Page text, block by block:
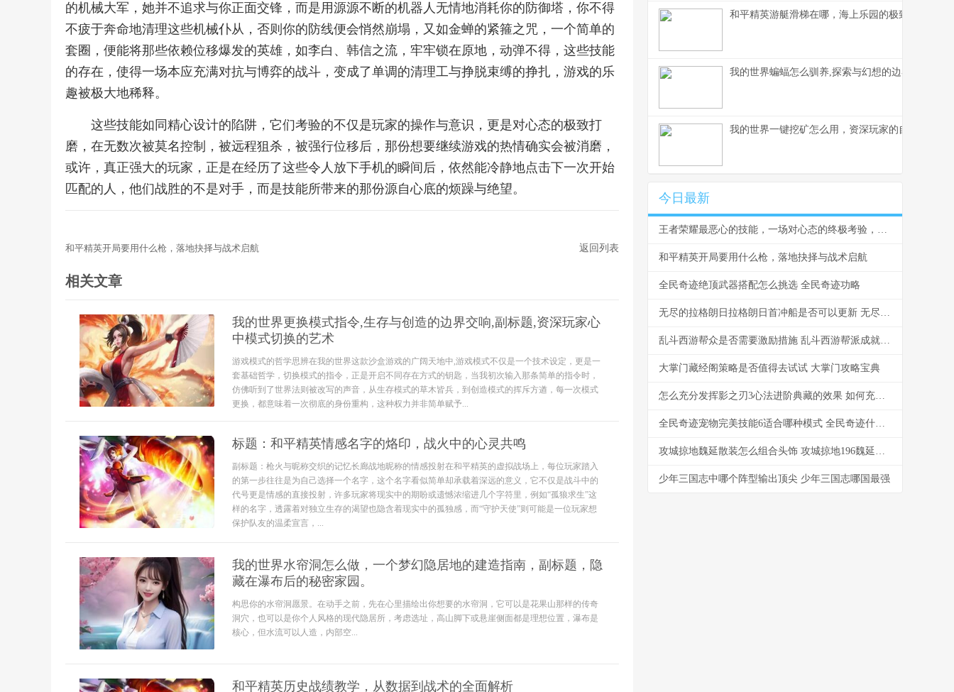
的机械大军，她并不追求与你正面交锋，而是用源源不断的机器人无情地消耗你的防御塔，你不得
不疲于奔命地清理这些机械仆从，否则你的防线便会悄然崩塌，又如金蝉的紧箍之咒，一个简单的
套圈，便能将那些依赖位移爆发的英雄，如李白、韩信之流，牢牢锁在原地，动弹不得，这些技能
的存在，使得一场本应充满对抗与博弈的战斗，变成了单调的清理工与挣脱束缚的挣扎，游戏的乐
趣被极大地稀释。
这些技能如同精心设计的陷阱，它们考验的不仅是玩家的操作与意识，更是对心态的极致打
磨，在无数次被莫名控制，被远程狙杀，被强行位移后，那份想要继续游戏的热情确实会被消磨，
或许，真正强大的玩家，正是在经历了这些令人放下手机的瞬间后，依然能冷静地点击下一次开始
匹配的人，他们战胜的不是对手，而是技能所带来的那份源自心底的烦躁与绝望。
和平精英开局要用什么枪，落地抉择与战术启航 返回列表
相关文章
我的世界更换模式指令,生存与创造的边界交响,副标题,资深玩家心
中模式切换的艺术
游戏模式的哲学思辨在我的世界这款沙盒游戏的广阔天地中,游戏模式不仅是一个技术设定，更是一
套基础哲学，切换模式的指令，正是开启不同存在方式的钥匙，当我初次输入那条简单的指令时，
仿佛听到了世界法则被改写的声音，从生存模式的草木皆兵，到创造模式的挥斥方遒，每一次模式
更换，都意味着一次彻底的身份重构，这种权力并非简单赋予...
标题：和平精英情感名字的烙印，战火中的心灵共鸣
副标题：枪火与昵称交织的记忆长廊战地昵称的情感投射在和平精英的虚拟战场上，每位玩家踏入
的第一步往往是为自己选择一个名字，这个名字看似简单却承载着深远的意义，它不仅是战斗中的
代号更是情感的直接投射，许多玩家将现实中的期盼或遗憾浓缩进几个字符里，例如“孤狼求生”这
样的名字，透露着对独立生存的渴望也隐含着现实中的孤独感，而“守护天使”则可能是一位玩家想
保护队友的温柔宣言，...
我的世界水帘洞怎么做，一个梦幻隐居地的建造指南，副标题，隐
藏在瀑布后的秘密家园。
构思你的水帘洞愿景。在动手之前，先在心里描绘出你想要的水帘洞，它可以是花果山那样的传奇
洞穴，也可以是你个人风格的现代隐居所，考虑选址，高山脚下或悬崖侧面都是理想位置，瀑布是
核心，但水流可以人造，内部空...
和平精英历史战绩教学，从数据到战术的全面解析
和平精英游艇滑梯在哪，海上乐园的极致乐趣探寻
我的世界蝙蝠怎么驯养,探索与幻想的边界,副标题,
我的世界一键挖矿怎么用，资深玩家的自动化掘金
今日最新
王者荣耀最恶心的技能，一场对心态的终极考验，副标题，那些让你放下手机的瞬间
和平精英开局要用什么枪，落地抉择与战术启航
全民奇迹绝顶武器搭配怎么挑选 全民奇迹功略
无尽的拉格朗日拉格朗日首冲船是否可以更新 无尽的拉格朗日舰船排行
乱斗西游帮众是否需要激励措施 乱斗西游帮派成就可以领取多少元宝
大掌门藏经阁策略是否值得去试试 大掌门攻略宝典
怎么充分发挥影之刃3心法进阶典藏的效果 如何充分发挥
全民奇迹宠物完美技能6适合哪种模式 全民奇迹什么精灵最好
攻城掠地魏延散装怎么组合头饰 攻城掠地196魏延副本目前最低配过法
少年三国志中哪个阵型输出顶尖 少年三国志哪国最强